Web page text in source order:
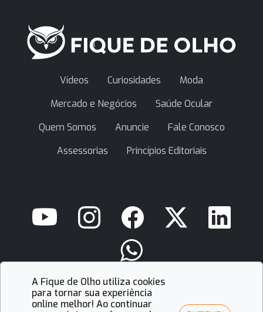
Vídeos Curiosidades
Moda
Mercado e Negócios
Saúde Ocular
Quem Somos
Anuncie
Fale Conosco
Assessorias
Princípios Editoriais
contato@fiquedeolho.com.br
A Fique de Olho utiliza cookies
para tornar sua experiência
online melhor! Ao continuar